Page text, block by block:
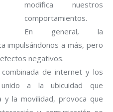
modifica nuestros
comportamientos.
En general, la
impulsándonos a más, pero
negativos.
de internet y los
a la ubicuidad que
y la movilidad, provoca que